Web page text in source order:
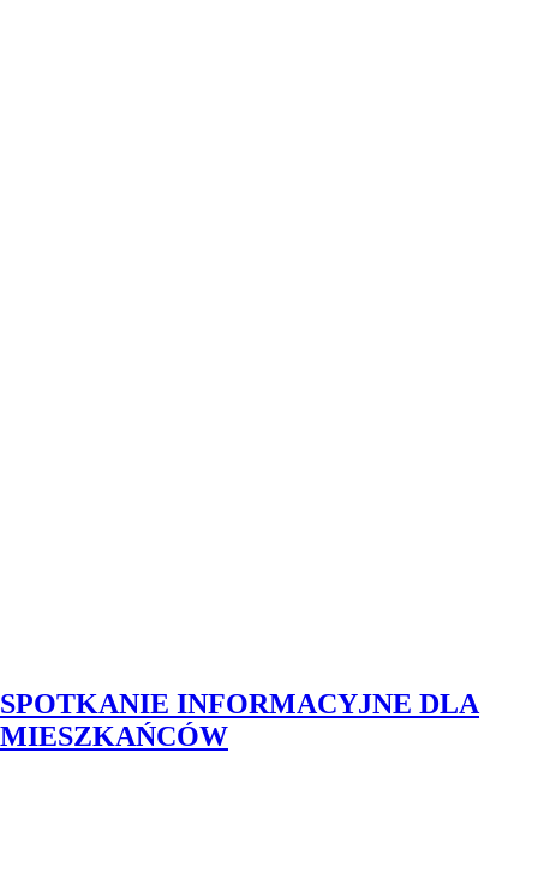
SPOTKANIE INFORMACYJNE DLA
MIESZKAŃCÓW